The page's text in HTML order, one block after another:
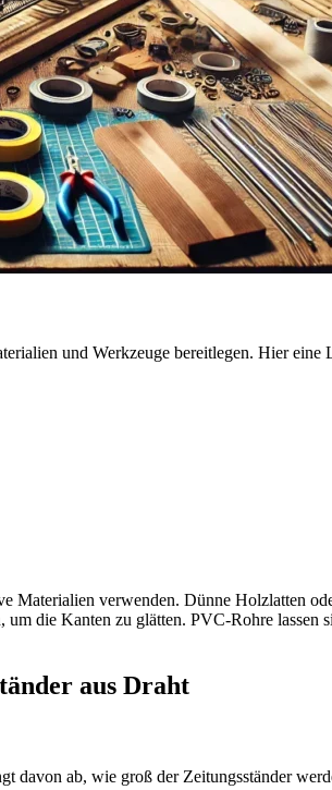
und Werkzeuge bereitlegen. Hier eine
Materialien verwenden. Dünne Holzlatten
die Kanten zu glätten. PVC-Rohre lassen
aus Draht
davon ab, wie groß der Zeitungsständer